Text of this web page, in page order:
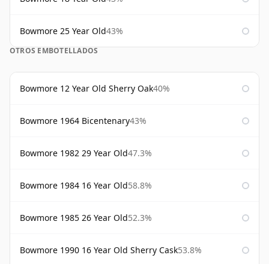
Bowmore 25 Year Old43%
OTROS EMBOTELLADOS
Bowmore 12 Year Old Sherry Oak40%
Bowmore 1964 Bicentenary43%
Bowmore 1982 29 Year Old47.3%
Bowmore 1984 16 Year Old58.8%
Bowmore 1985 26 Year Old52.3%
Bowmore 1990 16 Year Old Sherry Cask53.8%